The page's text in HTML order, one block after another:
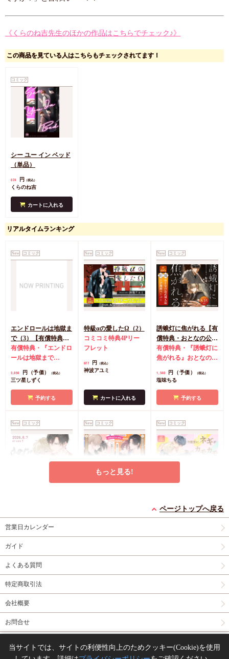
《くらのね吉先生のほかの作品はこちらでチェック♪》
この商品を見ている人はこちらもチェックされてます！
コミック
シー ユー イン ベッド
（単品）
874 円 （税込）
くらのね吉
カートに入れる
リアルタイムランキング
New コミック
エンドロールは地獄ま
で（3）【有償特典・
小冊子＋箔押しA5ア
クリルボード】
有償特典・『エンドロ
ールは地獄まで
典・『エンドロールは
しA5アクリルボード
コミコミ特典8P小冊
風A5イラストカード
3,894 円（予価） （税込）
三ツ星しずく
予約する
New コミック
特級αの愛したΩ（2）
コミコミ特典4Pリー
フレット
877 円 （税込）
神波アユミ
カートに入れる
New コミック
誘蛾灯に焦がれる【有
償特典・おとなの公式
同人誌】
有償特典・『誘蛾灯に
焦がれる』おとなの公
典漫画ペーパー
1,540 円（予価） （税込）
塩味ちる
予約する
New コミック
有償特典・『うなじに
恋の痕』12P小冊子
1,295
永乃あづみ
カートに入れる
New コミック
ず【有償】+柴崎さん
償】』【8/17締切！予
選)】
2冊セット購入特典・
子＆ミニクリアカード
くらげと恋知らず』お
償特典・『柴崎さんの
アクリルカードキーホ
4種) 店舗共通特典ペ
ーパー2枚
New コミック
カモカモ【有償特典・
小冊子】【予約キャン
ら受付開始】
有償特典・『冷蔵庫に
モ』12P小冊子 店舗共
New コミック New コミック New コミック
もっと見る!
ページトップへ戻る
営業日カレンダー
ガイド
よくある質問
特定商取引法
会社概要
お問合せ
当サイトでは、サイトの利便性向上のためクッキー(Cookie)を使用